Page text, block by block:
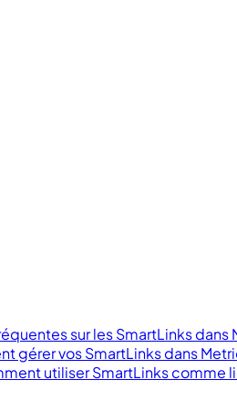
sur les SmartLinks dans
gérer vos SmartLinks dans
utiliser SmartLinks comme